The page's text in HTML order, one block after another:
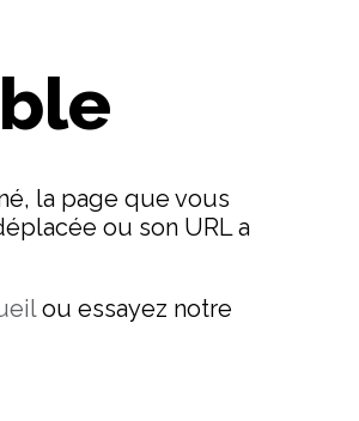
la page que vous
ou son URL a
ou essayez notre